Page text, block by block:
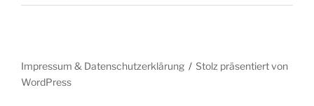
Impressum & Datenschutzerklärung
Stolz präsentiert von
WordPress